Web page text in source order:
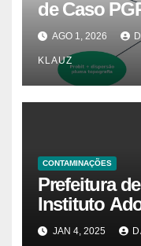
de Caso
Campinas
AGO 1, 2026
KLAUZ
CONTAMINAÇÕES
Prefeitura
Instituto
identificar
JAN 4, 2025